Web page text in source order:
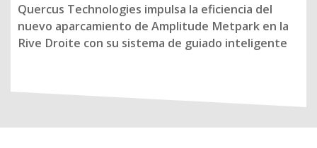
Quercus Technologies impulsa la eficiencia del
nuevo aparcamiento de Amplitude Metpark en la
Rive Droite con su sistema de guiado inteligente